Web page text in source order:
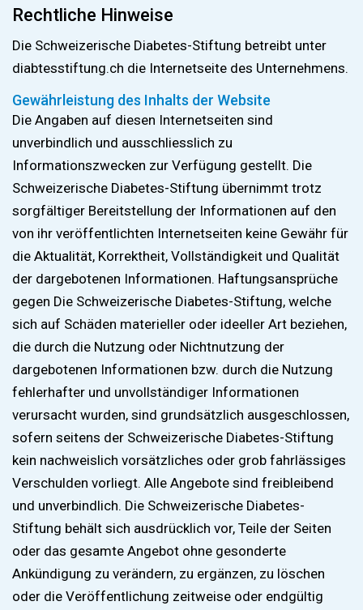
Rechtliche Hinweise
Die Schweizerische Diabetes-Stiftung betreibt unter
diabtesstiftung.ch die Internetseite des Unternehmens.
Gewährleistung des Inhalts der Website
Die Angaben auf diesen Internetseiten sind
unverbindlich und ausschliesslich zu
Informationszwecken zur Verfügung gestellt. Die
Schweizerische Diabetes-Stiftung übernimmt trotz
sorgfältiger Bereitstellung der Informationen auf den
von ihr veröffentlichten Internetseiten keine Gewähr für
die Aktualität, Korrektheit, Vollständigkeit und Qualität
der dargebotenen Informationen. Haftungsansprüche
gegen Die Schweizerische Diabetes-Stiftung, welche
sich auf Schäden materieller oder ideeller Art beziehen,
die durch die Nutzung oder Nichtnutzung der
dargebotenen Informationen bzw. durch die Nutzung
fehlerhafter und unvollständiger Informationen
verursacht wurden, sind grundsätzlich ausgeschlossen,
sofern seitens der Schweizerische Diabetes-Stiftung
kein nachweislich vorsätzliches oder grob fahrlässiges
Verschulden vorliegt. Alle Angebote sind freibleibend
und unverbindlich. Die Schweizerische Diabetes-
Stiftung behält sich ausdrücklich vor, Teile der Seiten
oder das gesamte Angebot ohne gesonderte
Ankündigung zu verändern, zu ergänzen, zu löschen
oder die Veröffentlichung zeitweise oder endgültig